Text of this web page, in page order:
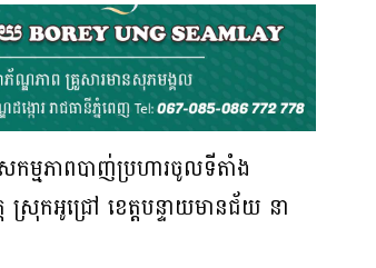
កម្មភាពបាញ់ប្រហារចូលទីតាំង
រុកអូជ្រៅ ខេត្តបន្ទាយមានជ័យ នា